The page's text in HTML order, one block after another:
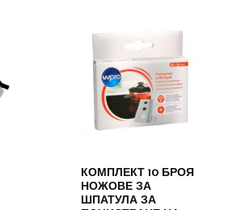
КОМПЛЕКТ 10 БРОЯ
НОЖОВЕ ЗА
ШПАТУЛА ЗА